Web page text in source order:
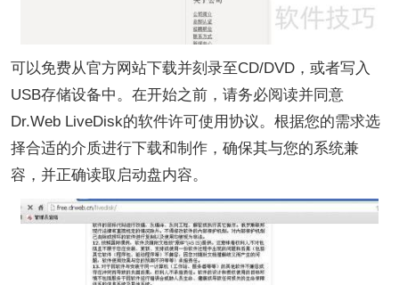
可以免费从官方网站下载并刻录至CD/DVD，或者写入
USB存储设备中。在开始之前，请务必阅读并同意
Dr.Web LiveDisk的软件许可使用协议。根据您的需求选
择合适的介质进行下载和制作，确保其与您的系统兼
容，并正确读取启动盘内容。